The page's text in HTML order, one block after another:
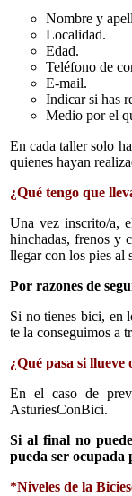
Nombre y
Localidad.
Edad.
Teléfono de
E-mail.
Indicar si has
Medio por el
En cada taller solo
quienes hayan
¿Qué tengo que
Una vez inscrito/a,
hinchadas, frenos y
llegar con los pies al
Por razones de
Si no tienes bici, en
te la conseguimos a
¿Qué pasa si llueve
En el caso de
AsturiesConBici.
Si al final no
pueda ser ocupada
*Niveles de la